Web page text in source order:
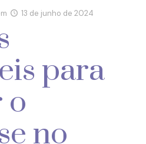
13 de junho de 2024
para
o
no